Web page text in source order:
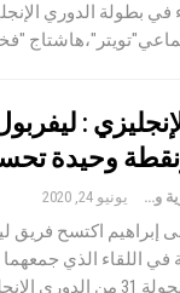
في بطولة الدوري
:
وحيدة
جريدة الجمهورية والعالم يونيو 24, 2020
اكتسح فريق
في اللقاء الذي
آنفيلد ضمن الجولة 31